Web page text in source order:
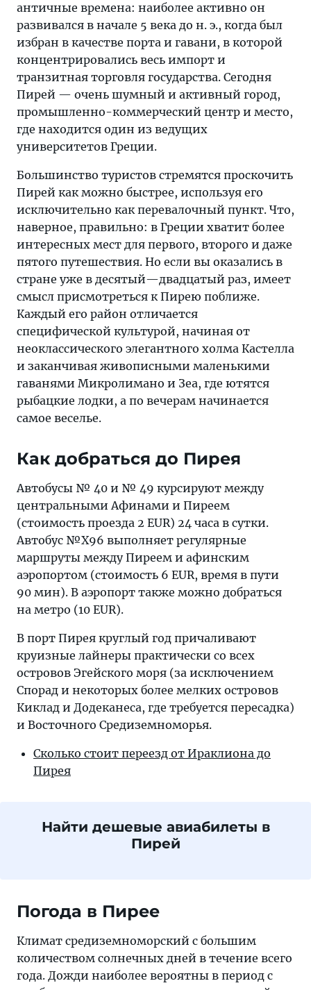
античные времена: наиболее активно он
развивался в начале 5 века до н. э., когда был
избран в качестве порта и гавани, в которой
концентрировались весь импорт и
транзитная торговля государства. Сегодня
Пирей — очень шумный и активный город,
промышленно-коммерческий центр и место,
где находится один из ведущих
университетов Греции.
Большинство туристов стремятся проскочить
Пирей как можно быстрее, используя его
исключительно как перевалочный пункт. Что,
наверное, правильно: в Греции хватит более
интересных мест для первого, второго и даже
пятого путешествия. Но если вы оказались в
стране уже в десятый—двадцатый раз, имеет
смысл присмотреться к Пирею поближе.
Каждый его район отличается
специфической культурой, начиная от
неоклассического элегантного холма Кастелла
и заканчивая живописными маленькими
гаванями Микролимано и Зеа, где ютятся
рыбацкие лодки, а по вечерам начинается
самое веселье.
Как добраться до Пирея
Автобусы № 40 и № 49 курсируют между
центральными Афинами и Пиреем
(стоимость проезда 2 EUR) 24 часа в сутки.
Автобус №X96 выполняет регулярные
маршруты между Пиреем и афинским
аэропортом (стоимость 6 EUR, время в пути
90 мин). В аэропорт также можно добраться
на метро (10 EUR).
В порт Пирея круглый год причаливают
круизные лайнеры практически со всех
островов Эгейского моря (за исключением
Спорад и некоторых более мелких островов
Киклад и Додеканеса, где требуется пересадка)
и Восточного Средиземноморья.
Сколько стоит переезд от Ираклиона до
Пирея
Найти дешевые авиабилеты в
Пирей
Погода в Пирее
Климат средиземноморский с большим
количеством солнечных дней в течение всего
года. Дожди наиболее вероятны в период с